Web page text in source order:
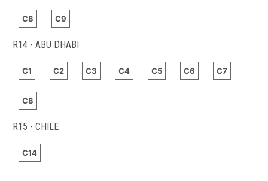
C8 C9
R14 - ABU DHABI
C1 C2 C3 C4 C5 C6 C7
C8
R15 - CHILE
C14